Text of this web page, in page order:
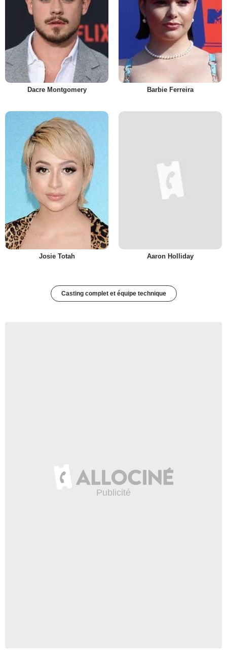
Dacre Montgomery Barbie Ferreira
Josie Totah Aaron Holliday
Casting complet et équipe technique